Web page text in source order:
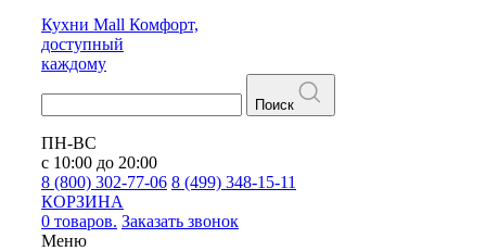
Кухни Mall Комфорт,
доступный
каждому
Поиск
ПН-ВС
с 10:00 до 20:00
8 (800) 302-77-06 8 (499) 348-15-11
КОРЗИНА
0 товаров. Заказать звонок
Меню